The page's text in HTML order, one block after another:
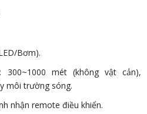
Bơm).
300~1000 mét (không vật cản),
môi trường sóng.
nhận remote điều khiển.